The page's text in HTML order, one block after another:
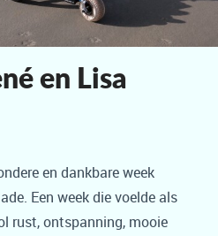
en Lisa
en dankbare week
Een week die voelde als
rust, ontspanning, mooie